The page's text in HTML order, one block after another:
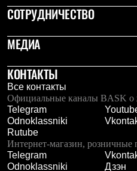
Шарфы
Панамы
Перчатки
Рукавицы
Полезные аксессуары
Брелки
Ремни
Шевроны
Опушки
Термоковрики
Уход за одеждой
В Арктику
Коллекции
СОТРУДНИЧЕСТВО
МЕДИА
КОНТАКТЫ
Все контакты
Официальные каналы BASK о
Telegram
Odnoklassniki
Rutube
Интернет-магазин,
Telegram
Odnoklassniki
Дзэн